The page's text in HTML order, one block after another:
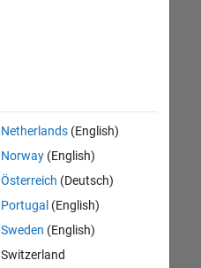
Netherlands(English)
Norway(English)
Österreich (Deutsch)
Portugal (English)
Sweden (English)
Switzerland